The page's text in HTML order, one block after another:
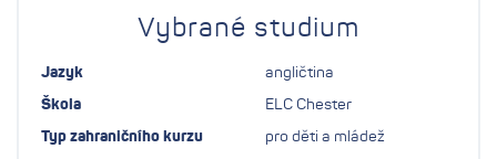
Vybrané studium
Jazyk angličtina
Škola ELC Chester
Typ zahraničního kurzu pro děti a mládež